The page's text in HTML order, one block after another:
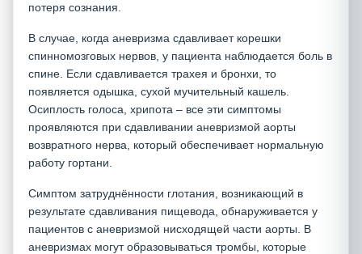
потеря сознания.
В случае, когда аневризма сдавливает корешки
спинномозговых нервов, у пациента наблюдается боль в
спине. Если сдавливается трахея и бронхи, то
появляется одышка, сухой мучительный кашель.
Осиплость голоса, хрипота – все эти симптомы
проявляются при сдавливании аневризмой аорты
возвратного нерва, который обеспечивает нормальную
работу гортани.
Симптом затруднённости глотания, возникающий в
результате сдавливания пищевода, обнаруживается у
пациентов с аневризмой нисходящей части аорты. В
аневризмах могут образовываться тромбы, которые